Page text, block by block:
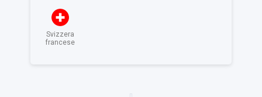
Svizzera
francese